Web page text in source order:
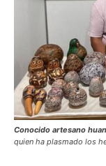
Conocido artesano
quien ha plasmado los